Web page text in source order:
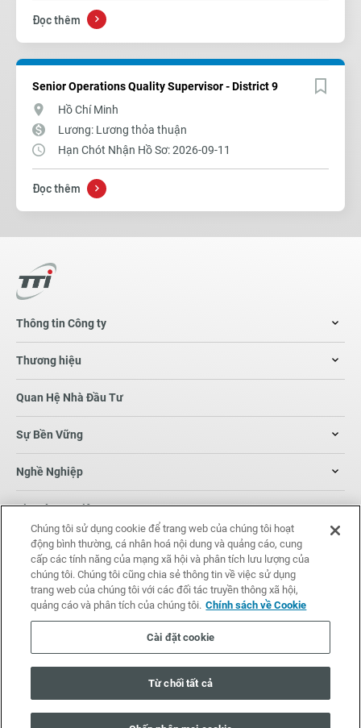
Đọc thêm
Senior Operations Quality Supervisor - District 9
Hồ Chí Minh
Lương: Lương thỏa thuận
Hạn Chót Nhận Hồ Sơ: 2026-09-11
Đọc thêm
Thông tin Công ty
Thương hiệu
Quan Hệ Nhà Đầu Tư
Sự Bền Vững
Nghề Nghiệp
Tin Tức Sự Kiện
Thông tin liên hệ
© Techtronic Industries Co. Ltd. All rights reserved.
Điều Khoản
Chính Sách Về Quyền
Chính sách về
ttigroup.com
Remark: AEG is a registered trademark of AB Electrolux (publ) and is used
under license.
RYOBI is a registered trademark of Ryobi Limited and is used by the
Company and its affiliates pursuant to a license granted by Ryobi Limited.
Chúng tôi sử dụng cookie để trang web của chúng tôi hoạt
động bình thường, cá nhân hoá nội dung và quảng cáo, cung
cấp các tính năng của mạng xã hội và phân tích lưu lượng của
chúng tôi. Chúng tôi cũng chia sẻ thông tin về việc sử dụng
trang web của chúng tôi với các đối tác truyền thông xã hội,
quảng cáo và phân tích của chúng tôi. Chính sách về Cookie
Cài đặt cookie
Từ chối tất cả